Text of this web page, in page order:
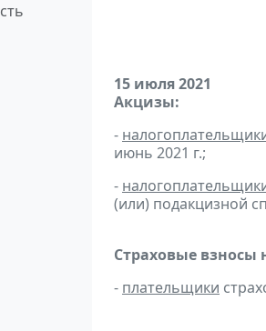
15 июля 2021
Акцизы:
-
июнь 2021 г.;
-
(или) подакцизной
Страховые взносы
- плательщики